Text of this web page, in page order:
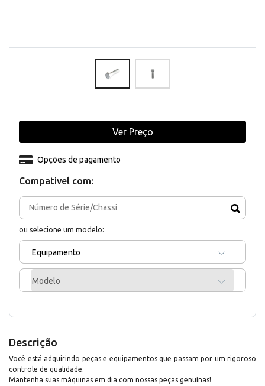
Compativel com:
ou selecione um modelo:
Equipamento
Modelo
Opções de pagamento
Ver Preço
Descrição
Você está adquirindo peças e equipamentos que passam por um rigoroso
controle de qualidade.
Mantenha suas máquinas em dia com nossas peças genuínas!